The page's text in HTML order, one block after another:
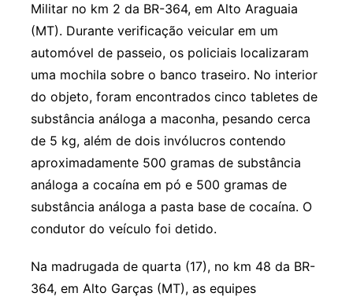
Militar no km 2 da BR-364, em Alto Araguaia
(MT). Durante verificação veicular em um
automóvel de passeio, os policiais localizaram
uma mochila sobre o banco traseiro. No interior
do objeto, foram encontrados cinco tabletes de
substância análoga a maconha, pesando cerca
de 5 kg, além de dois invólucros contendo
aproximadamente 500 gramas de substância
análoga a cocaína em pó e 500 gramas de
substância análoga a pasta base de cocaína. O
condutor do veículo foi detido.
Na madrugada de quarta (17), no km 48 da BR-
364, em Alto Garças (MT), as equipes